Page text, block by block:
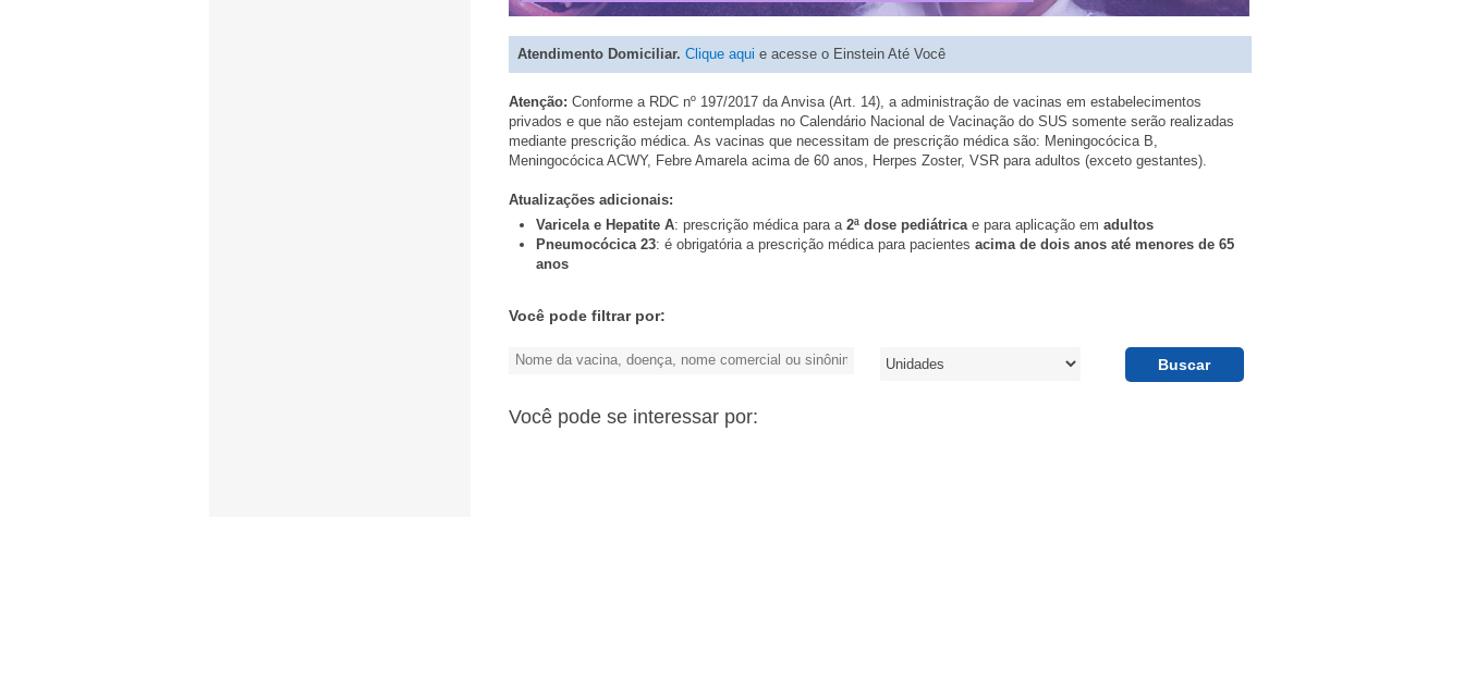
Atendimento Domiciliar. Clique aqui e acesse o Einstein Até Você
Atenção: Conforme a RDC nº 197/2017 da Anvisa (Art. 14), a administração de vacinas em estabelecimentos
privados e que não estejam contempladas no Calendário Nacional de Vacinação do SUS somente serão realizadas
mediante prescrição médica. As vacinas que necessitam de prescrição médica são: Meningocócica B,
Meningocócica ACWY, Febre Amarela acima de 60 anos, Herpes Zoster, VSR para adultos (exceto gestantes).
Atualizações adicionais:
Varicela e Hepatite A: prescrição médica para a 2ª dose pediátricae para aplicação em adultos
Pneumocócica 23: é obrigatória a prescrição médica para pacientes acima de dois anos até menores de 65
anos
Você pode filtrar por:
Buscar
Você pode se interessar por: